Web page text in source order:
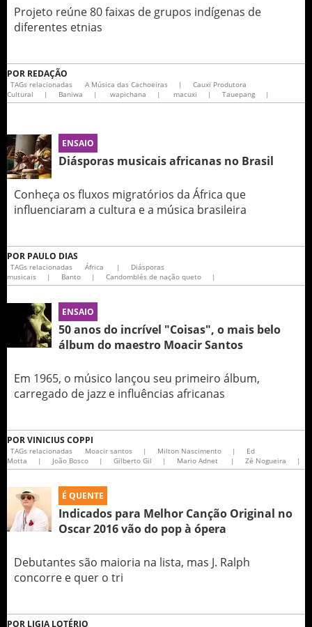
Projeto reúne 80 faixas de grupos indígenas de
diferentes etnias
POR REDAÇÃO
TAGs relacionadas A Música das Cachoeiras |
Cauxi Produtora
Cultural
| Baniwa | wapichana | macuxi | Tauepang |
ENSAIO
Diásporas musicais africanas no Brasil
Conheça os fluxos migratórios da África que
influenciaram a cultura e a música brasileira
POR PAULO DIAS
TAGs relacionadas África |
Diásporas
musicais
| Banto | Candomblés de nação queto |
ENSAIO
50 anos do incrível "Coisas", o mais belo
álbum do maestro Moacir Santos
Em 1965, o músico lançou seu primeiro álbum,
carregado de jazz e influências africanas
PORVINICIUS COPPI
TAGs relacionadas Moacir santos | Milton Nascimento |
Ed
Motta
| João Bosco | Gilberto Gil | Mario Adnet | Zé Nogueira |
É QUENTE
Indicados para Melhor Canção Original no
Oscar 2016 vão do pop à ópera
Debutantes são maioria na lista, mas J. Ralph
concorre e quer o tri
POR LIGIA LOTÉRIO